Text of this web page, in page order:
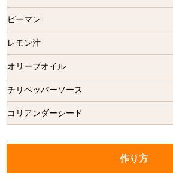
ピーマン
レモン汁
オリーブオイル
チリペッパーソース
コリアンダーシード
作り方